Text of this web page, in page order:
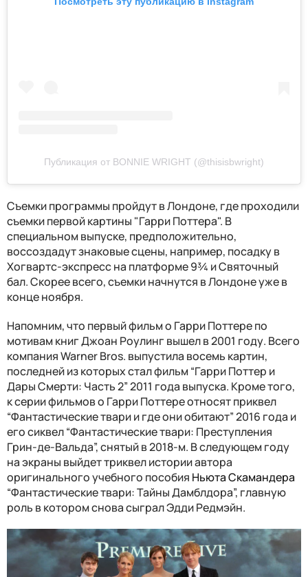
Публикация от BONNIE WRIGHT (@thisisbwright)
Съемки программы пройдут в Лондоне, где проходили
съемки первой картины "Гарри Поттера". В
специальном выпуске, предположительно,
воссоздадут знаковые сцены, например, посадку в
Хогвартс-экспресс на платформе 9¾ и Святочный
бал. Скорее всего, съемки начнутся в Лондоне уже в
конце ноября.
Напомним, что первый фильм о Гарри Поттере по
мотивам книг Джоан Роулинг вышел в 2001 году. Всего
компания Warner Bros. выпустила восемь картин,
последней из которых стал фильм “Гарри Поттер и
Дары Смерти: Часть 2” 2011 года выпуска. Кроме того,
к серии фильмов о Гарри Поттере относят приквел
“Фантастические твари и где они обитают” 2016 года и
его сиквел “Фантастические твари: Преступления
Грин-де-Вальда”, снятый в 2018-м. В следующем году
на экраны выйдет триквел истории автора
оригинального учебного пособия Ньюта Скамандера
“Фантастические твари: Тайны Дамблдора”, главную
роль в котором снова сыграл Эдди Редмэйн.